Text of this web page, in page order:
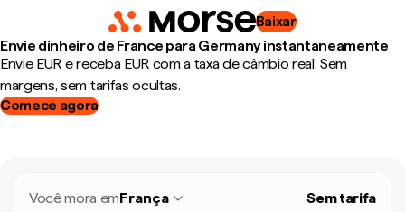
Baixar
Envie dinheiro de France para Germany instantaneamente
Envie EUR e receba EUR com a taxa de câmbio real. Sem
margens, sem tarifas ocultas.
Comece agora
Você mora emFrança Sem tarifa